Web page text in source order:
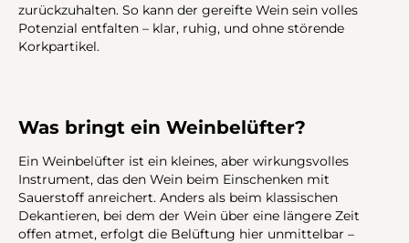
zurückzuhalten. So kann der gereifte Wein sein volles
Potenzial entfalten – klar, ruhig, und ohne störende
Korkpartikel.
Was bringt ein Weinbelüfter?
Ein Weinbelüfter ist ein kleines, aber wirkungsvolles
Instrument, das den Wein beim Einschenken mit
Sauerstoff anreichert. Anders als beim klassischen
Dekantieren, bei dem der Wein über eine längere Zeit
offen atmet, erfolgt die Belüftung hier unmittelbar –